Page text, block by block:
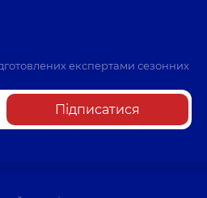
експертами сезонних
Підписатися